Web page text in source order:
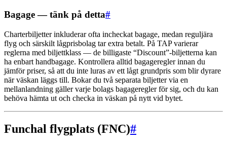
Bagage — tänk på detta#
Charterbiljetter inkluderar ofta incheckat bagage, medan reguljära
flyg och särskilt lågprisbolag tar extra betalt. På TAP varierar
reglerna med biljettklass — de billigaste “Discount”-biljetterna kan
ha enbart handbagage. Kontrollera alltid bagageregler innan du
jämför priser, så att du inte luras av ett lågt grundpris som blir dyrare
när väskan läggs till. Bokar du två separata biljetter via en
mellanlandning gäller varje bolags bagageregler för sig, och du kan
behöva hämta ut och checka in väskan på nytt vid bytet.
Funchal flygplats (FNC)#